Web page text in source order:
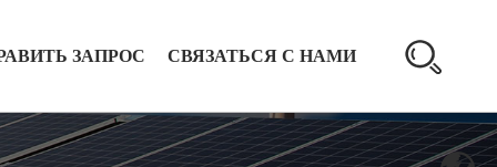
ЗАПРОС СВЯЗАТЬСЯ С НАМИ